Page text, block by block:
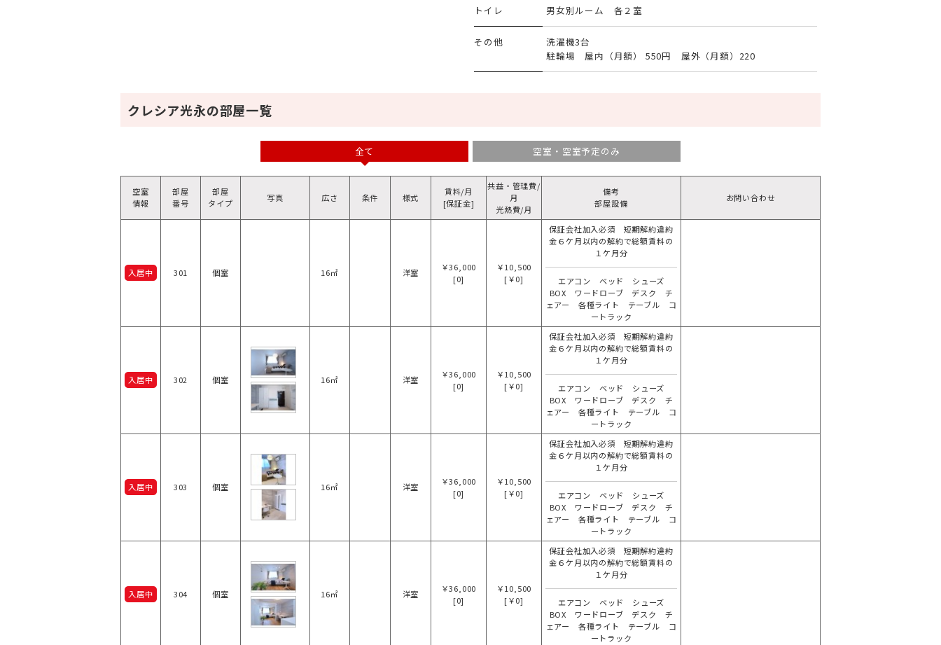
トイレ 男女別ルーム 各２室
その他
洗濯機3台
駐輪場 屋内（月額） 550円 屋外（月額）220
クレシア光永の部屋一覧
全て 空室・空室予定のみ
空室
情報
部屋
番号
部屋
タイプ
写真 広さ 条件 様式
賃料/月
[保証金]
共益・管理費/
月
光熱費/月
備考
部屋設備
お問い合わせ
入居中 301 個室 16㎡ 洋室
￥36,000
[0]
￥10,500
[￥0]
保証会社加入必須 短期解約違約
金６ケ月以内の解約で総額賃料の
１ケ月分
エアコン ベッド シューズ
BOX ワードローブ デスク チ
ェアー 各種ライト テーブル コ
ートラック
入居中 302 個室 16㎡ 洋室
￥36,000
[0]
￥10,500
[￥0]
保証会社加入必須 短期解約違約
金６ケ月以内の解約で総額賃料の
１ケ月分
エアコン ベッド シューズ
BOX ワードローブ デスク チ
ェアー 各種ライト テーブル コ
ートラック
入居中 303 個室 16㎡ 洋室
￥36,000
[0]
￥10,500
[￥0]
保証会社加入必須 短期解約違約
金６ケ月以内の解約で総額賃料の
１ケ月分
エアコン ベッド シューズ
BOX ワードローブ デスク チ
ェアー 各種ライト テーブル コ
ートラック
入居中 304 個室 16㎡ 洋室
￥36,000
[0]
￥10,500
[￥0]
保証会社加入必須 短期解約違約
金６ケ月以内の解約で総額賃料の
１ケ月分
エアコン ベッド シューズ
BOX ワードローブ デスク チ
ェアー 各種ライト テーブル コ
ートラック